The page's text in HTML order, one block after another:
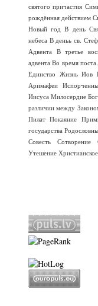
святого причастия
рождённая действием
Новый год В день
небеса В деньь св.
Адвента В третье
адвента Во время поста.
Единство Жизнь Иов
Аримафеи
Иисуса Милосердие
различии между
Пилат Покаяние
государства
Совесть
Сотворение
Утешение